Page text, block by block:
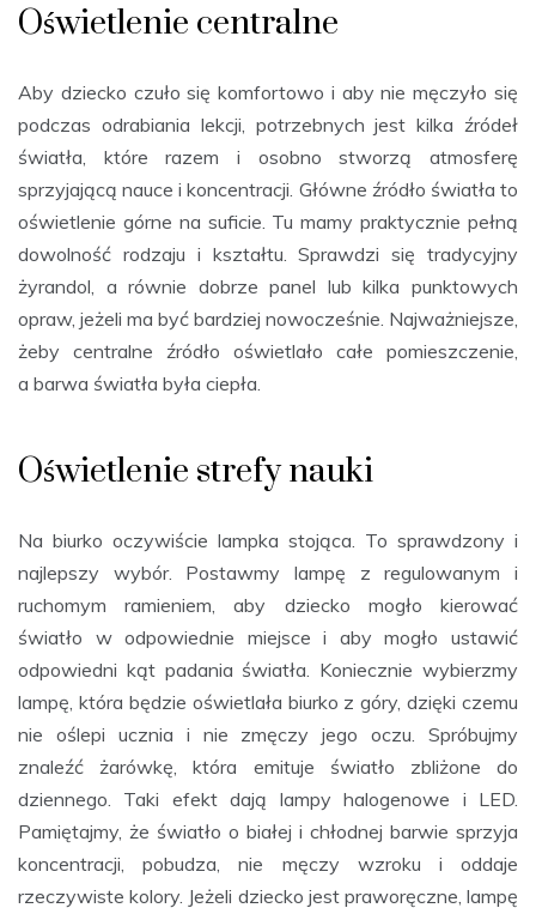
Oświetlenie centralne
Aby dziecko czuło się komfortowo i aby nie męczyło się
podczas odrabiania lekcji, potrzebnych jest kilka źródeł
światła, które razem i osobno stworzą atmosferę
sprzyjającą nauce i koncentracji. Główne źródło światła to
oświetlenie górne na suficie. Tu mamy praktycznie pełną
dowolność rodzaju i kształtu. Sprawdzi się tradycyjny
żyrandol, a równie dobrze panel lub kilka punktowych
opraw, jeżeli ma być bardziej nowocześnie. Najważniejsze,
żeby centralne źródło oświetlało całe pomieszczenie,
a barwa światła była ciepła.
Oświetlenie strefy nauki
Na biurko oczywiście lampka stojąca. To sprawdzony i
najlepszy wybór. Postawmy lampę z regulowanym i
ruchomym ramieniem, aby dziecko mogło kierować
światło w odpowiednie miejsce i aby mogło ustawić
odpowiedni kąt padania światła. Koniecznie wybierzmy
lampę, która będzie oświetlała biurko z góry, dzięki czemu
nie oślepi ucznia i nie zmęczy jego oczu. Spróbujmy
znaleźć żarówkę, która emituje światło zbliżone do
dziennego. Taki efekt dają lampy halogenowe i LED.
Pamiętajmy, że światło o białej i chłodnej barwie sprzyja
koncentracji, pobudza, nie męczy wzroku i oddaje
rzeczywiste kolory. Jeżeli dziecko jest praworęczne, lampę